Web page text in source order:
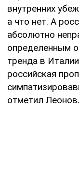
внутренних
а что нет. А
абсолютно
определенным
тренда в
российская
отметил Леонов.